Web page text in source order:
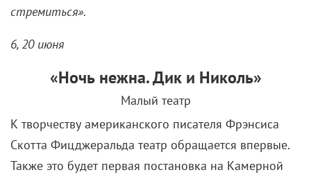
стремиться».
6, 20 июня
«Ночь нежна. Дик и Николь»
Малый театр
К творчеству американского писателя Фрэнсиса
Скотта Фицджеральда театр обращается впервые.
Также это будет первая постановка на Камерной